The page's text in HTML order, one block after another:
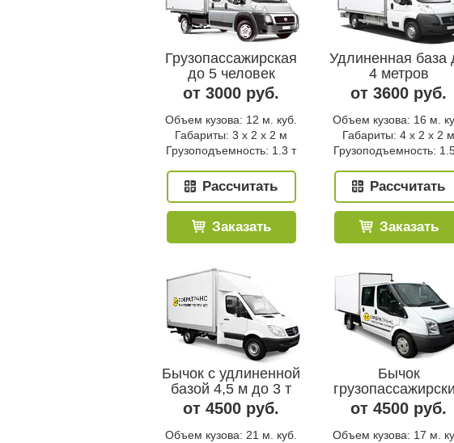
Грузопассажирская
до 5 человек
от 3000 руб.
Объем кузова: 12 м. куб.
Габариты: 3 x 2 x 2 м
Грузоподъемность: 1.3 т
Рассчитать
Заказать
Удлиненная база
4 метров
от 3600 руб.
Объем кузова: 16 м.
Габариты: 4 x 2 x 2 м
Грузоподъемность:
Рассчитать
Заказать
Бычок с удлиненной
базой 4,5 м до 3 т
от 4500 руб.
Объем кузова: 21 м. куб.
Бычок
от 4500 руб.
Объем кузова: 17 м.